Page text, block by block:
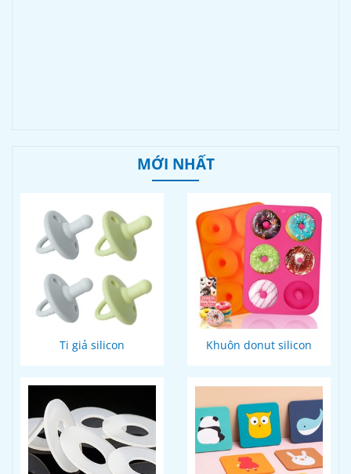
MỚI NHẤT
Ti giả silicon Khuôn donut silicon